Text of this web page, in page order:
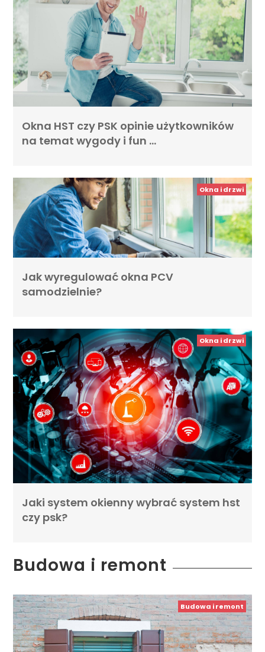
Okna HST czy PSK opinie użytkowników
na temat wygody i fun …
Okna i drzwi
Jak wyregulować okna PCV
samodzielnie?
Okna i drzwi
Jaki system okienny wybrać system hst
czy psk?
Budowa i remont
Budowa i remont